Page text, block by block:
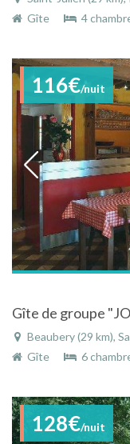
Gîte
4
116€/nuit
Beaubery (29 km), Saône-
Gîte
6
128€/nuit